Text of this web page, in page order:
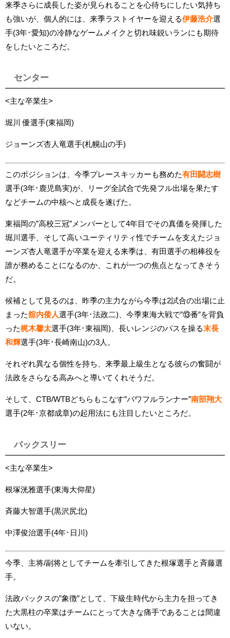
来季さらに成長した姿が見られることを心待ちにしたい気持ち
も強いが、個人的には、来季ラストイヤーを迎える伊藤浩介選
手(3年･愛知)の冷静なゲームメイクと切れ味鋭いランにも期待
をしたいところだ。
センター
<主な卒業生>
堀川 優選手(東福岡)
ジョーンズ杏人竜選手(札幌山の手)
このポジションは、今季プレースキッカーも務めた有田闘志樹
選手(3年･鹿児島実)が、リーグ全試合で先発フル出場を果たす
などチームの中核へと成長を遂げた。
東福岡の”高校三冠”メンバーとして4年目でその真価を発揮した
堀川選手、そして高いユーティリティ性でチームを支えたジョ
ーンズ杏人竜選手が卒業を迎える来季は、有田選手の相棒役を
誰が務めることになるのか、これが一つの焦点となってきそう
だ。
候補として見るのは、昨季の主力ながら今季は2試合の出場に止
まった舘内倭人選手(3年･法政二)、今季東海大戦で”⑬番”を背負
った梶木馨太選手(3年･東福岡)、長いレンジのパスを操る末長
和輝選手(3年･長崎南山)の3人。
それぞれ異なる個性を持ち、来季最上級生となる彼らの奮闘が
法政をさらなる高みへと導いてくれそうだ。
そして、CTB/WTBどちらもこなす”パワフルランナー”南部翔大
選手(2年･京都成章)の起用法にも注目したいところだ。
バックスリー
<主な卒業生>
根塚洸雅選手(東海大仰星)
斉藤大智選手(黒沢尻北)
中澤俊治選手(4年･日川)
今季、主将/副将としてチームを牽引してきた根塚選手と斉藤選
手。
法政バックスの”象徴”として、下級生時代から主力を担ってき
た大黒柱の卒業はチームにとって大きな痛手であることは間違
いない。